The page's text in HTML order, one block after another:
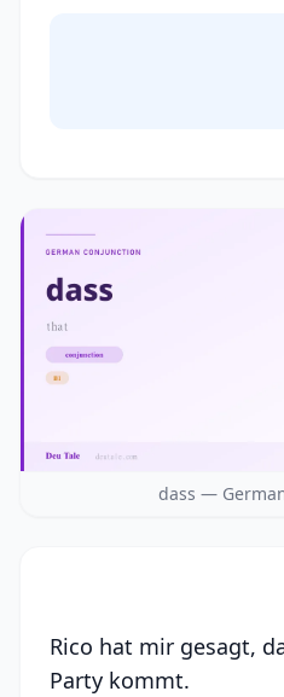
dass —
Rico hat mir gesagt,
Party kommt.